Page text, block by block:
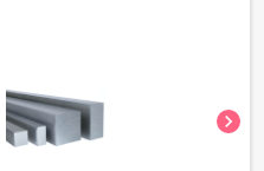
chevron_right